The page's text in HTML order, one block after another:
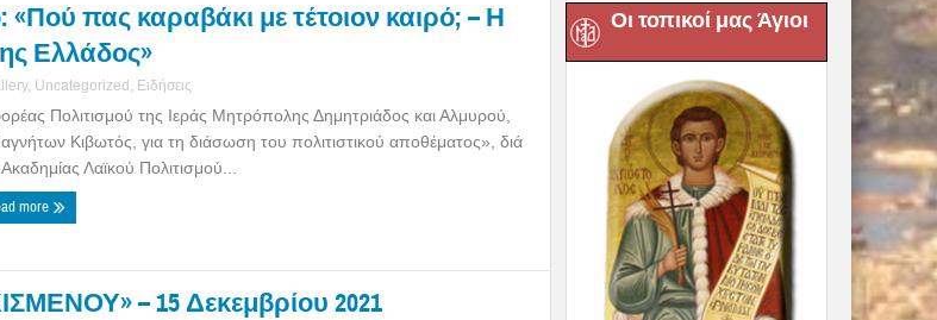
«Πού πας καραβάκι με τέτοιον καιρό; – Η
Ελλάδος»
, Uncategorized , Ειδήσεις
Πολιτισμού της Ιεράς Μητρόπολης Δημητριάδος και Αλμυρού,
Κιβωτός, για τη διάσωση του πολιτιστικού αποθέματος», διά
Λαϊκού Πολιτισμού...
more
– 15 Δεκεμβρίου 2021
Οι τοπικοί μας Άγιοι